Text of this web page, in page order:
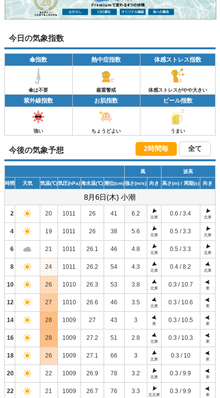
今日の気象指数
傘指数 熱中症指数 体感ストレス指数
傘は不要 厳重警戒 体感ストレスがやや大きい
紫外線指数 お肌指数 ビール指数
強い ちょうどよい うまい
今後の気象予想 2時間毎 全て
風 波高
時間 天気 気温(℃)気圧(hPa) 海水温(℃)潮位(cm)強さ(m/s) 向き 高さ(m)/ 周期(s) 向き
8月6日(木) 小潮
2 20 1011 26 41 6.2
北東
0.6 / 3.4
北東
4 19 1011 26 38 5.6
北東
0.5 / 3.3
北東
6 21 1011 26.1 46 4.8
北東
0.5 / 3.3
北東
8 24 1011 26.2 54 4.3
北東
0.4 / 8.2
北東
10 26 1010 26.3 53 3.8
北東
0.3 / 10.7
東
12 27 1010 26.6 46 3.5
北東
0.3 / 10.6
東
14 28 1009 27 43 3
東
0.3 / 10.5
東
16 28 1009 27.2 51 2.8
北東
0.3 / 10.3
東
18 26 1009 27.1 66 3
北東
0.3 / 10
東
20 22 1009 26.9 78 3.2
北東
0.3 / 9.9
東
22 21 1009 26.7 76 3.3
北北東
0.3 / 9.9
東